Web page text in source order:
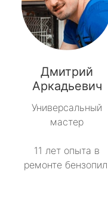
Дмитрий
Аркадьевич
Универсальный
мастер
11 лет опыта в
ремонте